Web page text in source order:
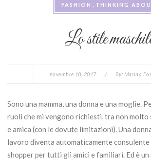
FASHION THINKING
Lo stile
novembre 10, 2017 / By: Marina
Sono una mamma, una donna e una moglie.
ruoli che mi vengono richiesti, tra non
e amica (con le dovute limitazioni). Una
lavoro diventa automaticamente consulente
shopper per tutti gli amici e familiari. Ed è